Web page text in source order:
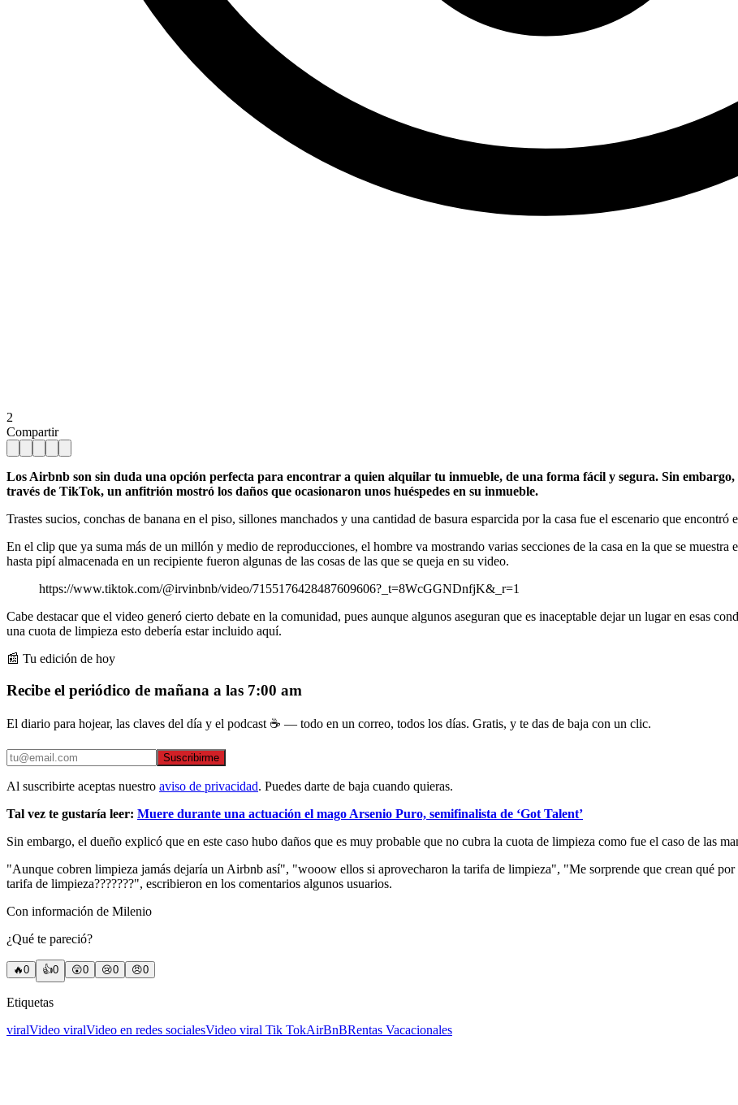
2
Compartir
Los Airbnb son sin duda una opción perfecta para encontrar a quien alquilar tu inmueble, de una forma fácil y segura. Sin embargo,
través de TikTok, un anfitrión mostró los daños que ocasionaron unos huéspedes en su inmueble.
Trastes sucios, conchas de banana en el piso, sillones manchados y una cantidad de basura esparcida por la casa fue el escenario que
En el clip que ya suma más de un millón y medio de reproducciones, el hombre va mostrando varias secciones de la casa en la que se
hasta pipí almacenada en un recipiente fueron algunas de las cosas de las que se queja en su video.
https://www.tiktok.com/@irvinbnb/video/7155176428487609606?_t=8WcGGNDnfjK&_r=1
Cabe destacar que el video generó cierto debate en la comunidad, pues aunque algunos aseguran que es inaceptable dejar un lugar en esas
una cuota de limpieza esto debería estar incluido aquí.
📰 Tu edición de hoy
Recibe el periódico de mañana a las 7:00 am
El diario para hojear, las claves del día y el podcast ☕ — todo en un correo, todos los días. Gratis, y te das de baja con un clic.
Suscribirme
Al suscribirte aceptas nuestro aviso de privacidad. Puedes darte de baja cuando quieras.
Tal vez te gustaría leer: Muere durante una actuación el mago Arsenio Puro, semifinalista de ‘Got Talent’
Sin embargo, el dueño explicó que en este caso hubo daños que es muy probable que no cubra la cuota de limpieza como fue el caso de las
"Aunque cobren limpieza jamás dejaría un Airbnb así", "wooow ellos si aprovecharon la tarifa de limpieza", "Me sorprende que crean qué
tarifa de limpieza???????", escribieron en los comentarios algunos usuarios.
Con información de Milenio
¿Qué te pareció?
🔥0 👍0 😲0 😢0 😠0
Etiquetas
viralVideo viralVideo en redes socialesVideo viral Tik TokAirBnBRentas Vacacionales